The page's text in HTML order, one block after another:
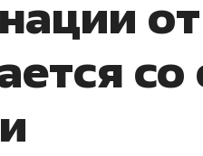
интересен Оман?